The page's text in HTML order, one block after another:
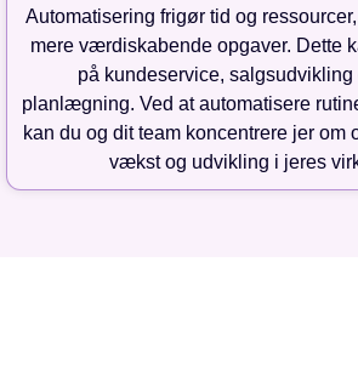
Automatisering frigør tid og
mere værdiskabende opgaver. Dette
på kundeservice, salgsudvikling
planlægning. Ved at automatisere
kan du og dit team koncentrere jer om
vækst og udvikling i jeres